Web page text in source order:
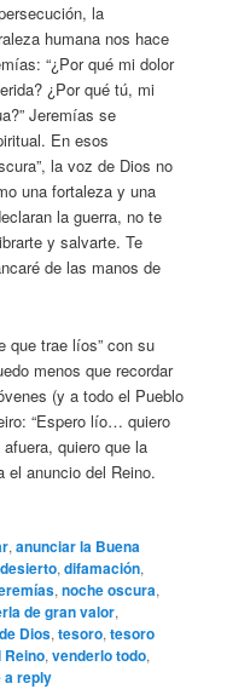
la
humana nos hace
“¿Por qué mi dolor
¿Por qué tú, mi
Jeremías se
En esos
la voz de Dios no
una fortaleza y una
la guerra, no te
y salvarte. Te
de las manos de
que trae líos” con su
menos que recordar
(y a todo el Pueblo
“Espero lío… quiero
quiero que la
el anuncio del Reino.
,anunciar la Buena
desierto,difamación,
,noche oscura,
de gran valor,
Dios,tesoro,tesoro
Reino,venderlo todo,
a reply